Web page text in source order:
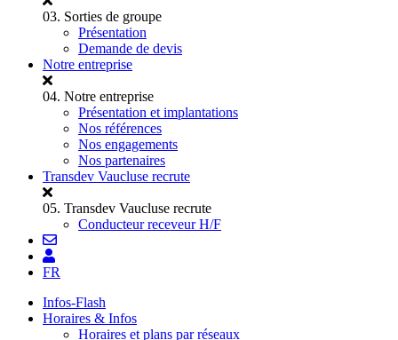
03. Sorties de groupe
Présentation
Demande de devis
Notre entreprise
04. Notre entreprise
Présentation et implantations
Nos références
Nos engagements
Nos partenaires
Transdev Vaucluse recrute
05. Transdev Vaucluse recrute
Conducteur receveur H/F
FR
Infos-Flash
Horaires & Infos
Horaires et plans par réseaux